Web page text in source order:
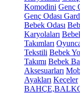
Komodini Genç
Genç Odası
Bebek Odası
Karyolaları
Takımları
Tekstili Bebek
Takımı Bebek
Aksesuarları
Ayakları Keçeler